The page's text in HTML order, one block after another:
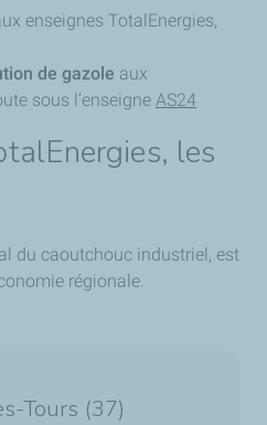
enseignes TotalEnergies,
de gazole aux
sous l’enseigne AS24
les
du caoutchouc industriel, est
régionale.
Tours (37)